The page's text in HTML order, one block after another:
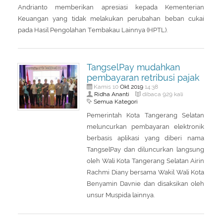
Andrianto memberikan apresiasi kepada Kementerian
Keuangan yang tidak melakukan perubahan beban cukai
pada Hasil Pengolahan Tembakau Lainnya (HPTL).
TangselPay mudahkan
pembayaran retribusi pajak
Kamis 10 Okt 201914:38
Ridha Ananti dibaca 929 kali
Semua Kategori
Pemerintah Kota Tangerang Selatan
meluncurkan pembayaran elektronik
berbasis aplikasi yang diberi nama
TangselPay dan diluncurkan langsung
oleh Wali Kota Tangerang Selatan Airin
Rachmi Diany bersama Wakil Wali Kota
Benyamin Davnie dan disaksikan oleh
unsur Muspida lainnya.